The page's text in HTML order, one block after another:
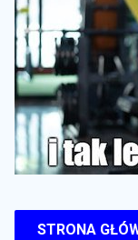
STRONA